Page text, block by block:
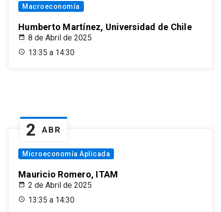
Macroeconomía
Humberto Martínez, Universidad de Chile
8 de Abril de 2025
13:35 a 14:30
2 ABR
Microeconomía Aplicada
Mauricio Romero, ITAM
2 de Abril de 2025
13:35 a 14:30